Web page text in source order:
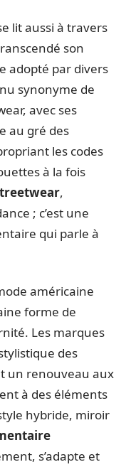
lit aussi à travers
son
adopté par divers
synonyme de
avec ses
au gré des
les codes
à la fois
,
; c’est une
qui parle à
américaine
forme de
Les marques
des
un renouveau aux
à des éléments
hybride, miroir
s’adapte et